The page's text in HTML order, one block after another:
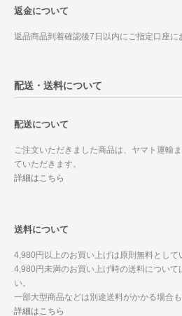
返金について
返品商品到着確認後7日以内にご指定口座に
配送・送料について
配送について
ご注文いただきました商品は、ヤマト運輸
ていただきます。
詳細はこちら
送料について
4,980円以上のお買い上げは原則無料として
4,980円未満のお買い上げ時の送料について
い。
一部大型商品などは別途送料がかかる場合も
詳細はこちら